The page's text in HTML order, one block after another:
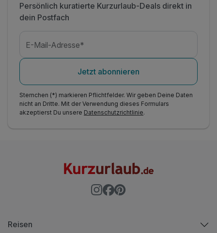
Persönlich kuratierte Kurzurlaub-Deals direkt in
dein Postfach
E-Mail-Adresse*
Jetzt abonnieren
Sternchen (*) markieren Pflichtfelder. Wir geben Deine Daten
nicht an Dritte. Mit der Verwendung dieses Formulars
akzeptierst Du unsere Datenschutzrichtlinie.
Reisen